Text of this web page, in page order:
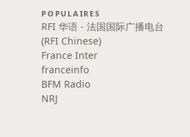
POPULAIRES
RFI 华语 - 法国国际广播电台
(RFI Chinese)
France Inter
franceinfo
BFM Radio
NRJ